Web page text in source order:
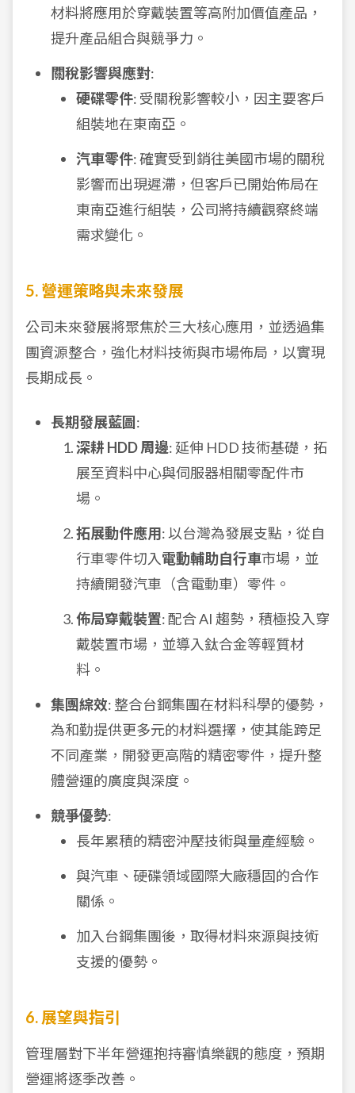
材料將應用於穿戴裝置等高附加價值產品，
提升產品組合與競爭力。
關稅影響與應對:
硬碟零件: 受關稅影響較小，因主要客戶
組裝地在東南亞。
汽車零件: 確實受到銷往美國市場的關稅
影響而出現遲滯，但客戶已開始佈局在
東南亞進行組裝，公司將持續觀察終端
需求變化。
5. 營運策略與未來發展
公司未來發展將聚焦於三大核心應用，並透過集
團資源整合，強化材料技術與市場佈局，以實現
長期成長。
長期發展藍圖 :
深耕 HDD 周邊: 延伸 HDD 技術基礎，拓
展至資料中心與伺服器相關零配件市
場。
拓展動件應用: 以台灣為發展支點，從自
行車零件切入電動輔助自行車市場，並
持續開發汽車（含電動車）零件。
佈局穿戴裝置: 配合 AI 趨勢，積極投入穿
戴裝置市場，並導入鈦合金等輕質材
料。
集團綜效: 整合台鋼集團在材料科學的優勢，
為和勤提供更多元的材料選擇，使其能跨足
不同產業，開發更高階的精密零件，提升整
體營運的廣度與深度。
競爭優勢:
長年累積的精密沖壓技術與量產經驗。
與汽車、硬碟領域國際大廠穩固的合作
關係。
加入台鋼集團後，取得材料來源與技術
支援的優勢。
6. 展望與指引
管理層對下半年營運抱持審慎樂觀的態度，預期
營運將逐季改善。